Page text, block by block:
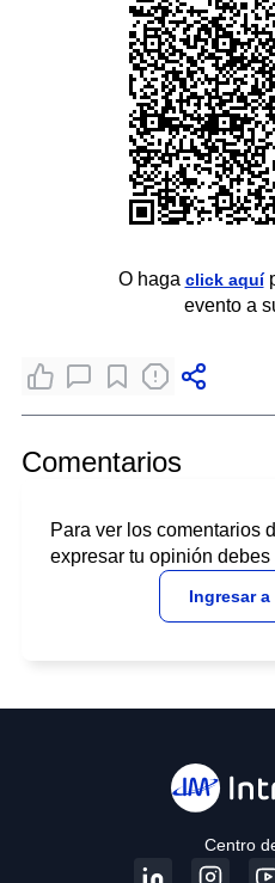
O haga click aquí
evento a
Comentarios
Para ver los comentarios
expresar tu opinión
Ingresar a
Centro